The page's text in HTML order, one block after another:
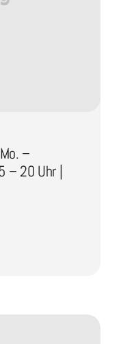
–
– 20 Uhr |